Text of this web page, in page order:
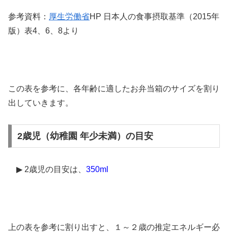
参考資料： 厚生労働省HP 日本人の食事摂取基準（2015年
版）表4、6、8より
この表を参考に、各年齢に適したお弁当箱のサイズを割り
出していきます。
2歳児（幼稚園 年少未満）の目安
▶ 2歳児の目安は、 350ml
上の表を参考に割り出すと、１～２歳の推定エネルギー必